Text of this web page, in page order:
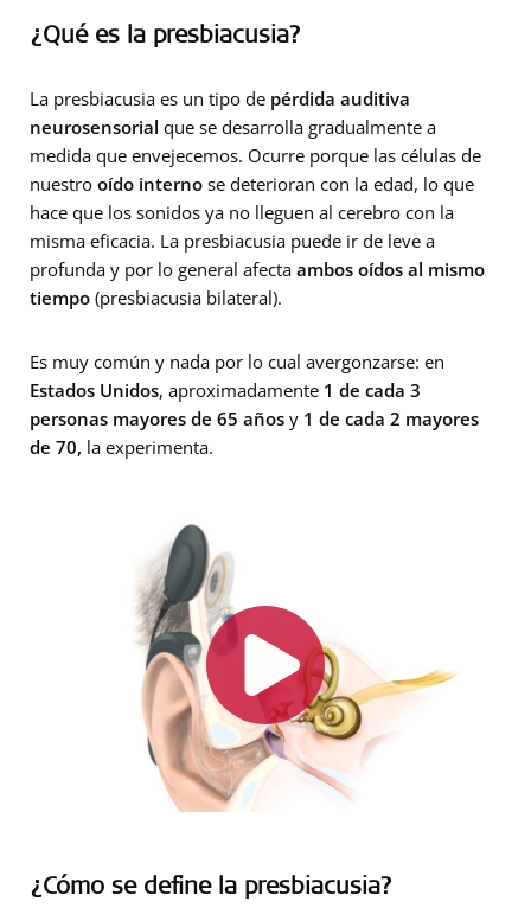
¿Qué es la presbiacusia?
La presbiacusia es un tipo de pérdida auditiva
neurosensorial que se desarrolla gradualmente a
medida que envejecemos. Ocurre porque las células de
nuestro oído interno se deterioran con la edad, lo que
hace que los sonidos ya no lleguen al cerebro con la
misma eficacia. La presbiacusia puede ir de leve a
profunda y por lo general afecta ambos oídos al mismo
tiempo (presbiacusia bilateral).
Es muy común y nada por lo cual avergonzarse: en
Estados Unidos, aproximadamente 1 de cada 3
personas mayores de 65 años y 1 de cada 2 mayores
de 70, la experimenta.
¿Cómo se define la presbiacusia?